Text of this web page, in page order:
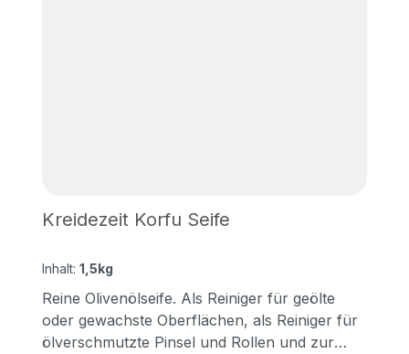
Kreidezeit Korfu Seife
Inhalt: 1,5kg
Reine Olivenölseife. Als Reiniger für geölte
oder gewachste Oberflächen, als Reiniger für
ölverschmutzte Pinsel und Rollen und zur